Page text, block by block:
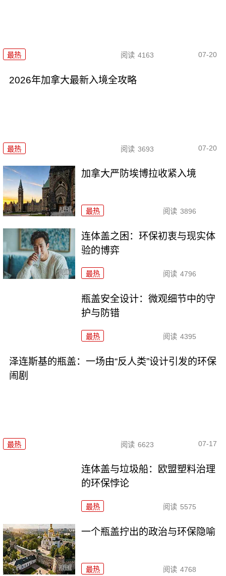
最热 阅读 4163 07-20
2026年加拿大最新入境全攻略
最热 阅读 3693 07-20
加拿大严防埃博拉收紧入境
最热 阅读 3896
连体盖之困：环保初衷与现实体
验的博弈
最热 阅读 4796
瓶盖安全设计：微观细节中的守
护与防错
最热 阅读 4395
泽连斯基的瓶盖：一场由“反人类”设计引发的环保
闹剧
最热 阅读 6623 07-17
连体盖与垃圾船：欧盟塑料治理
的环保悖论
最热 阅读 5575
一个瓶盖拧出的政治与环保隐喻
最热 阅读 4768